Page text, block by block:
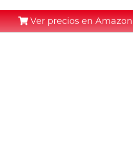
Ver precios en Amazon